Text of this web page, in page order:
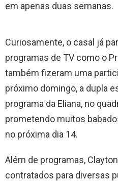
em apenas duas semanas.
Curiosamente, o casal já
programas de TV como o
também fizeram uma
próximo domingo, a dupla
programa da Eliana, no
prometendo muitos
no próxima dia 14.
Além de programas,
contratados para diversas